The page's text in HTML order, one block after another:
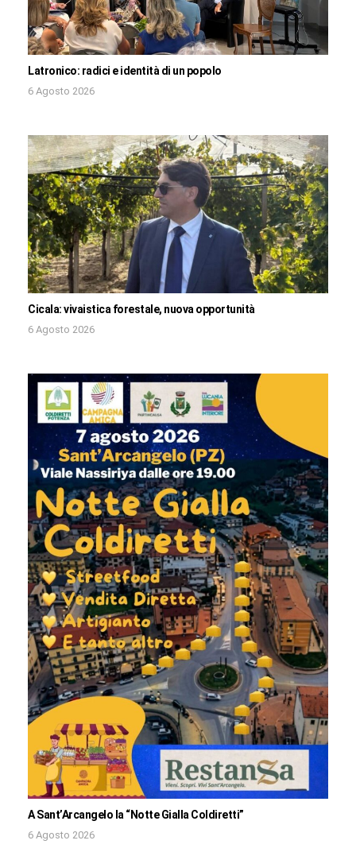
Latronico: radici e identità di un popolo
6 Agosto 2026
Cicala: vivaistica forestale, nuova opportunità
6 Agosto 2026
A Sant’Arcangelo la “Notte Gialla Coldiretti”
6 Agosto 2026